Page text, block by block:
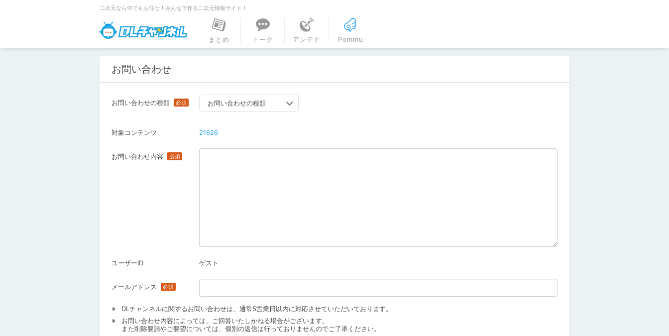
二次元なら何でもお任せ！みんなで作る二次元情報サイト！
DLチャンネル
まとめ
トーク アンテナ Pommu
お問い合わせ
お問い合わせの種類 お問い合わせの種類
対象コンテンツ 21626
お問い合わせ内容
ユーザーID ゲスト
メールアドレス
DLチャンネルに関するお問い合わせは、通常5営業日以内に対応させていただいております。
お問い合わせ内容によっては、ご回答いたしかねる場合がございます。
また削除要請やご要望については、個別の返信は行っておりませんのでご了承ください。